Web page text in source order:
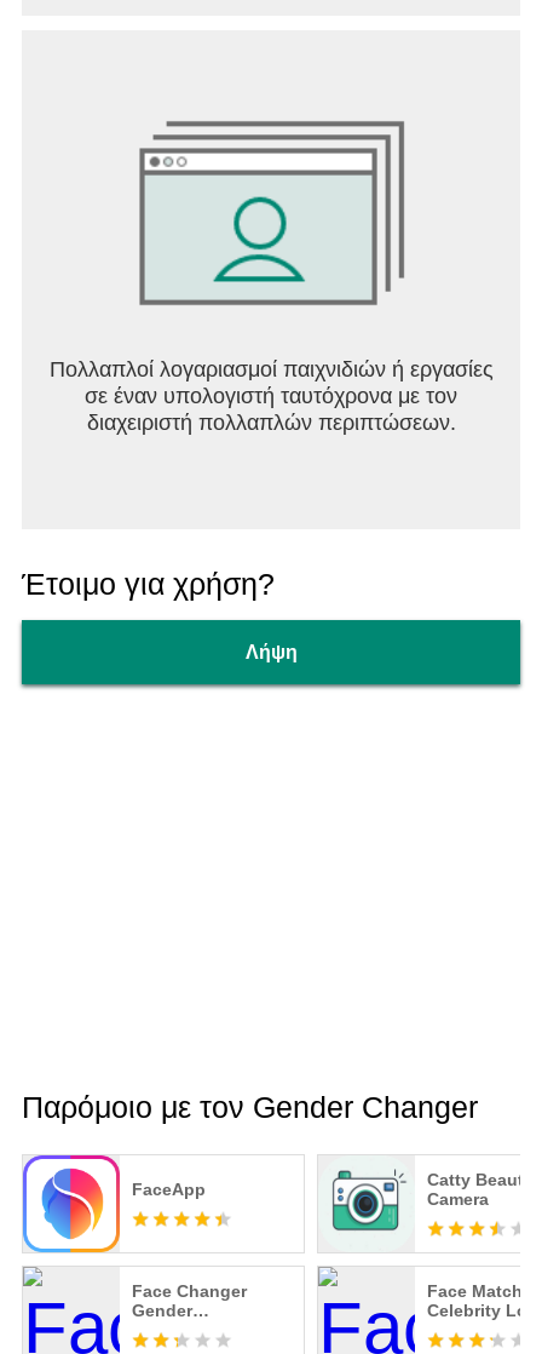
Πολλαπλοί λογαριασμοί παιχνιδιών ή εργασίες
σε έναν υπολογιστή ταυτόχρονα με τον
διαχειριστή πολλαπλών περιπτώσεων.
Έτοιμο για χρήση?
Λήψη
Παρόμοιο με τον Gender Changer
FaceApp
Catty Beauty
Camera
Face Changer
Gender
Transformation App
Face Match:
Celebrity
Alike, Celebs
Me